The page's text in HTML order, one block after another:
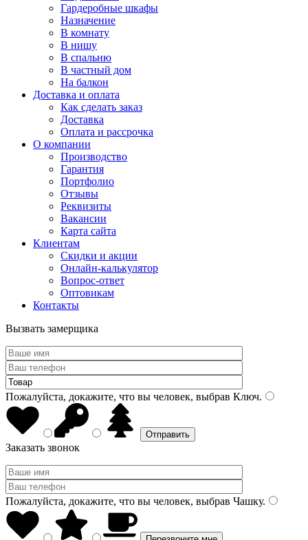
Гардеробные шкафы
Назначение
В комнату
В нишу
В спальню
В частный дом
На балкон
Доставка и оплата
Как сделать заказ
Доставка
Оплата и рассрочка
О компании
Производство
Гарантия
Портфолио
Отзывы
Реквизиты
Вакансии
Карта сайта
Клиентам
Скидки и акции
Онлайн-калькулятор
Вопрос-ответ
Оптовикам
Контакты
Вызвать замерщика
Пожалуйста, докажите, что вы человек, выбрав Ключ.
Заказать звонок
Пожалуйста, докажите, что вы человек, выбрав Чашку.